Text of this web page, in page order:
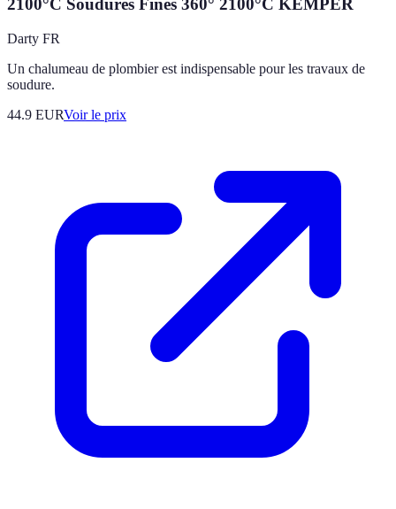
2100°C Soudures Fines 360° 2100°C KEMPER
Darty FR
Un chalumeau de plombier est indispensable pour les travaux de
soudure.
44.9 EURVoir le prix